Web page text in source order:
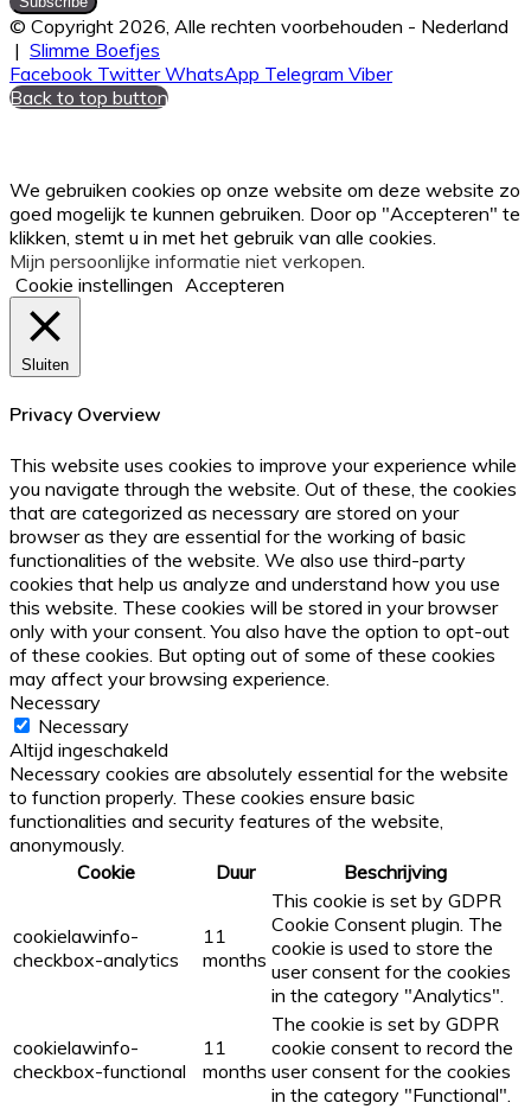
© Copyright 2026, Alle rechten voorbehouden - Nederland
| Slimme Boefjes
Facebook Twitter WhatsApp Telegram Viber
Back to top button
We gebruiken cookies op onze website om deze website zo
goed mogelijk te kunnen gebruiken. Door op "Accepteren" te
klikken, stemt u in met het gebruik van alle cookies.
Mijn persoonlijke informatie niet verkopen
Cookie instellingen Accepteren
Sluiten
Privacy Overview
This website uses cookies to improve your experience while
you navigate through the website. Out of these, the cookies
that are categorized as necessary are stored on your
browser as they are essential for the working of basic
functionalities of the website. We also use third-party
cookies that help us analyze and understand how you use
this website. These cookies will be stored in your browser
only with your consent. You also have the option to opt-out
of these cookies. But opting out of some of these cookies
may affect your browsing experience.
Necessary
Necessary
Altijd ingeschakeld
Necessary cookies are absolutely essential for the website
to function properly. These cookies ensure basic
functionalities and security features of the website,
anonymously.
Cookie
Duur Beschrijving
cookielawinfo-
checkbox-analytics
11
months
This cookie is set by GDPR
Cookie Consent plugin. The
cookie is used to store the
user consent for the cookies
in the category "Analytics".
cookielawinfo-
checkbox-functional
11
months
The cookie is set by GDPR
cookie consent to record the
user consent for the cookies
in the category "Functional".